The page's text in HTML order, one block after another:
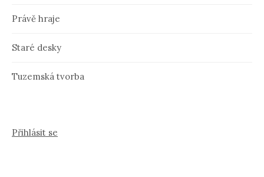
Právě hraje
Staré desky
Tuzemská tvorba
Přihlásit se